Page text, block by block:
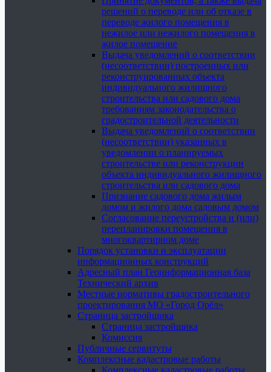
решений о переводе или об отказе в
переводе жилого помещения в
нежилое или нежилого помещения в
жилое помещение
Выдача уведомлений о соответствии
(несоответствии) построенных или
реконструированных объекта
индивидуального жилищного
строительства или садового дома
требованиям законодательства о
градостроительной деятельности
Выдача уведомлений о соответствии
(несоответствии) указанных в
уведомлении о планируемых
строительстве или реконструкции
объекта индивидуального жилищного
строительства или садового дома
Признание садового дома жилым
домом и жилого дома садовым домом
Согласование переустройства и (или)
перепланировки помещения в
многоквартирном доме
Порядок установки и эксплуатации
информационных конструкций
Адресный план Геоинформационная база
Технический архив
Местные нормативы градостроительного
проектирования МО «Город Орёл»
Страница застройщика
Страница застройщика
Комиссия
Публичные сервитуты
Комплексные кадастровые работы
Комплексные кадастровые работы